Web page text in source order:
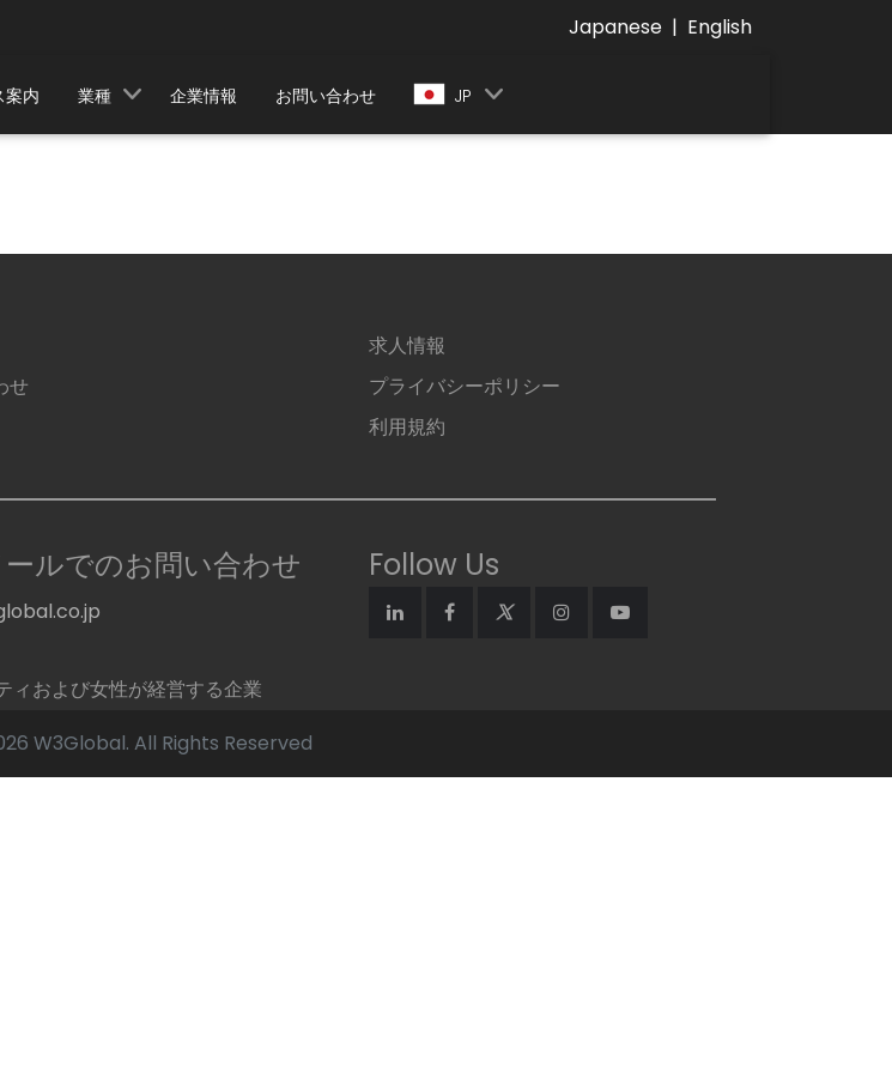
Japanese | English
案内 業種 企業情報 お問い合わせ JP
せ
求人情報
プライバシーポリシー
利用規約
ールでのお問い合わせ Follow Us
ィおよび女性が経営する企業
W3Global. All Rights Reserved